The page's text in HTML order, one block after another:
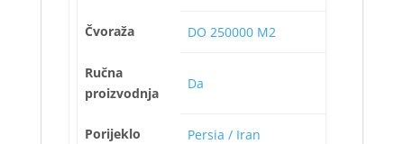
Čvoraža DO 250000 M2
Ručna
proizvodnja
Da
Porijeklo Persia / Iran